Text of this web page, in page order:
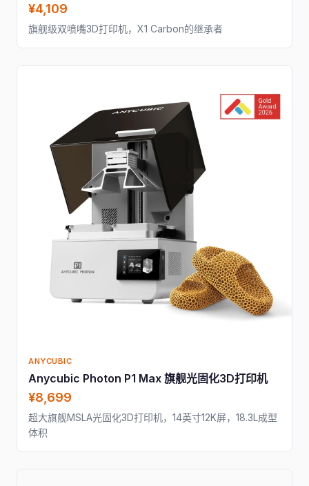
¥4,109
旗舰级双喷嘴3D打印机，X1 Carbon的继承者
ANYCUBIC
Anycubic Photon P1 Max 旗舰光固化3D打印机
¥8,699
超大旗舰MSLA光固化3D打印机，14英寸12K屏，18.3L成型
体积